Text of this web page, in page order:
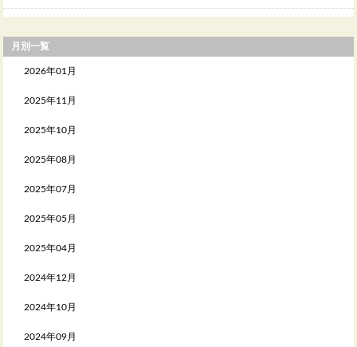
月別一覧
2026年01月
2025年11月
2025年10月
2025年08月
2025年07月
2025年05月
2025年04月
2024年12月
2024年10月
2024年09月